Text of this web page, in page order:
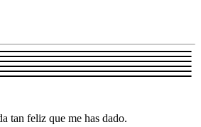
tan feliz que me has dado.